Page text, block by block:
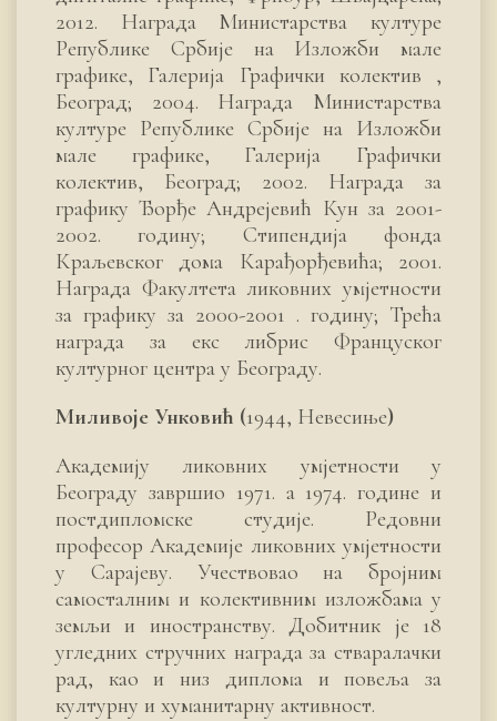
2012. Награда Министарства културе
Републике Србије на Изложби мале
графике, Галерија Графички колектив ,
Београд; 2004. Награда Министарства
културе Републике Србије на Изложби
мале графике, Галерија Графички
колектив, Београд; 2002. Награда за
графику Ђорђе Андрејевић Кун за 2001-
2002. годину; Стипендија фонда
Краљевског дома Карађорђевића; 2001.
Награда Факултета ликовних умјетности
за графику за 2000-2001 . годину; Трећа
награда за екс либрис Француског
културног центра у Београду.
Миливоје Унковић (1944, Невесиње)
Академију ликовних умјетности у
Београду завршио 1971. а 1974. године и
постдипломске студије. Редовни
професор Академије ликовних умјетности
у Сарајеву. Учествовао на бројним
самосталним и колективним изложбама у
земљи и иностранству. Добитник је 18
угледних стручних награда за стваралачки
рад, као и низ диплома и повеља за
културну и хуманитарну активност.